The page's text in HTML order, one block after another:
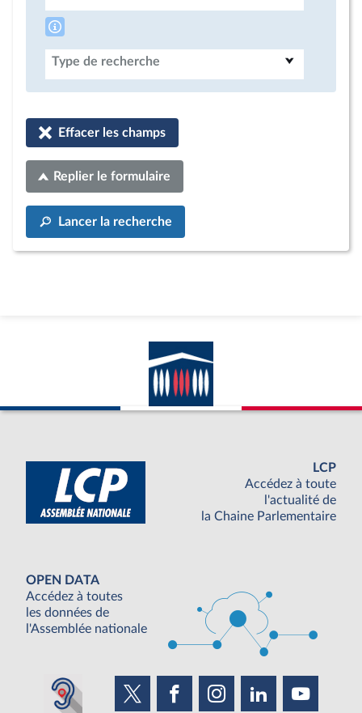
Type de recherche
Effacer les champs
Replier le formulaire
Lancer la recherche
LCP
Accédez à toute
l'actualité de
la Chaine Parlementaire
OPEN DATA
Accédez à toutes
les données de
l'Assemblée nationale